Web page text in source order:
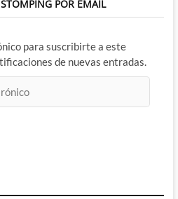
POR EMAIL
para suscribirte a este
de nuevas entradas.